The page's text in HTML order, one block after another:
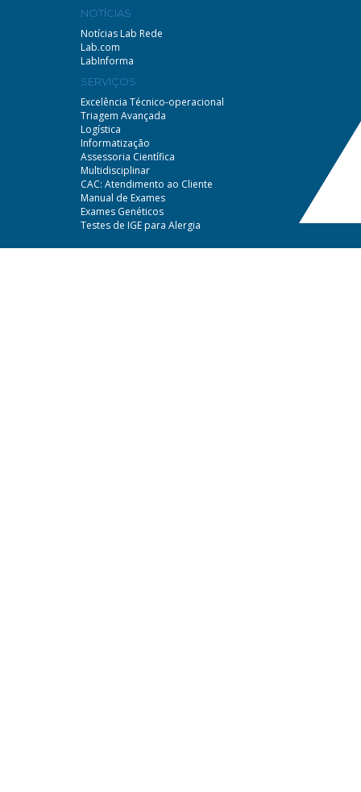
NOTÍCIAS
Notícias Lab Rede
Lab.com
LabInforma
SERVIÇOS
Excelência Técnico-operacional
Triagem Avançada
Logística
Informatização
Assessoria Científica
Multidisciplinar
CAC: Atendimento ao Cliente
Manual de Exames
Exames Genéticos
Testes de IGE para Alergia